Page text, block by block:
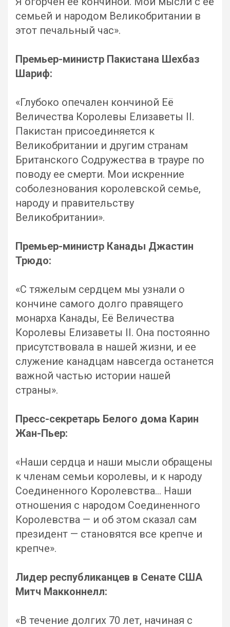
семьей и народом Великобритании в
этот печальный час».
Премьер-министр Пакистана Шехбаз
Шариф:
«Глубоко опечален кончиной Её
Величества Королевы Елизаветы II.
Пакистан присоединяется к
Великобритании и другим странам
Британского Содружества в трауре по
поводу ее смерти. Мои искренние
соболезнования королевской семье,
народу и правительству
Великобритании».
Премьер-министр Канады Джастин
Трюдо:
«С тяжелым сердцем мы узнали о
кончине самого долго правящего
монарха Канады, Её Величества
Королевы Елизаветы II. Она постоянно
присутствовала в нашей жизни, и ее
служение канадцам навсегда останется
важной частью истории нашей
страны».
Пресс-секретарь Белого дома Карин
Жан-Пьер:
«Наши сердца и наши мысли обращены
к членам семьи королевы, и к народу
Соединенного Королевства… Наши
отношения с народом Соединенного
Королевства — и об этом сказал сам
президент — становятся все крепче и
крепче».
Лидер республиканцев в Сенате США
Митч Макконнелл:
«В течение долгих 70 лет, начиная с